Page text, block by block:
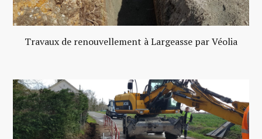
Travaux de renouvellement à Largeasse par Véolia